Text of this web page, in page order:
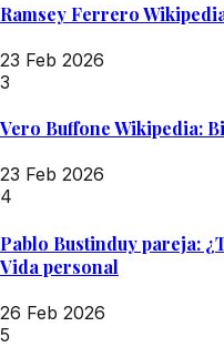
Ramsey Ferrero
23 Feb 2026
3
Vero Buffone Wikipedia:
23 Feb 2026
4
Pablo Bustinduy pareja:
Vida personal
26 Feb 2026
5